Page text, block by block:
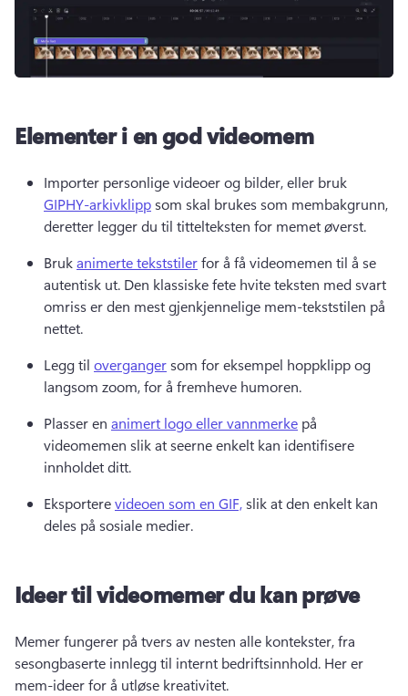
Elementer i en god videomem
Importer personlige videoer og bilder, eller bruk
GIPHY-arkivklipp som skal brukes som membakgrunn,
deretter legger du til tittelteksten for memet øverst.
Bruk animerte tekststiler for å få videomemen til å se
autentisk ut. Den klassiske fete hvite teksten med svart
omriss er den mest gjenkjennelige mem-tekststilen på
nettet.
Legg til overganger som for eksempel hoppklipp og
langsom zoom, for å fremheve humoren.
Plasser en animert logo eller vannmerke på
videomemen slik at seerne enkelt kan identifisere
innholdet ditt.
Eksportere videoen som en GIF, slik at den enkelt kan
deles på sosiale medier.
Ideer til videomemer du kan prøve
Memer fungerer på tvers av nesten alle kontekster, fra
sesongbaserte innlegg til internt bedriftsinnhold. Her er
mem-ideer for å utløse kreativitet.